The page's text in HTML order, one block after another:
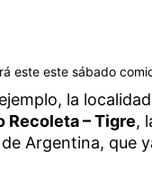
este este sábado
la
Recoleta – Tigre,
Argentina, que